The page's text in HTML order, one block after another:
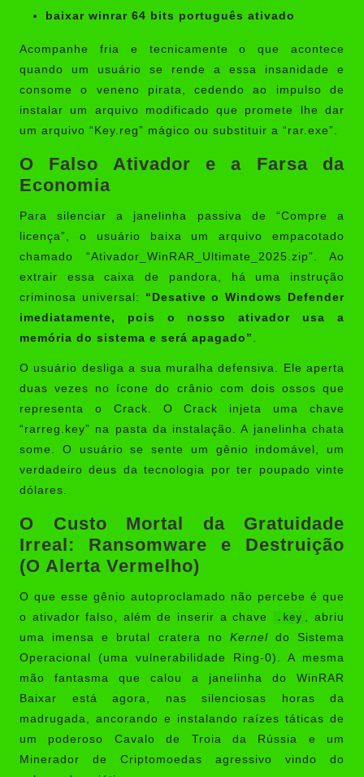
baixar winrar 64 bits português ativado
Acompanhe fria e tecnicamente o que acontece
quando um usuário se rende a essa insanidade e
consome o veneno pirata, cedendo ao impulso de
instalar um arquivo modificado que promete lhe dar
um arquivo “Key.reg” mágico ou substituir a “rar.exe”.
O Falso Ativador e a Farsa da
Economia
Para silenciar a janelinha passiva de “Compre a
licença”, o usuário baixa um arquivo empacotado
chamado “Ativador_WinRAR_Ultimate_2025.zip”. Ao
extrair essa caixa de pandora, há uma instrução
criminosa universal: “Desative o Windows Defender
imediatamente, pois o nosso ativador usa a
memória do sistema e será apagado”
O usuário desliga a sua muralha defensiva. Ele aperta
duas vezes no ícone do crânio com dois ossos que
representa o Crack. O Crack injeta uma chave
“rarreg.key” na pasta da instalação. A janelinha chata
some. O usuário se sente um gênio indomável, um
verdadeiro deus da tecnologia por ter poupado vinte
dólares.
O Custo Mortal da Gratuidade
Irreal: Ransomware e Destruição
(O Alerta Vermelho)
O que esse gênio autoproclamado não percebe é que
o ativador falso, além de inserir a chave
.key
, abriu
uma imensa e brutal cratera no Kerneldo Sistema
Operacional (uma vulnerabilidade Ring-0). A mesma
mão fantasma que calou a janelinha do WinRAR
Baixar está agora, nas silenciosas horas da
madrugada, ancorando e instalando raízes táticas de
um poderoso Cavalo de Troia da Rússia e um
Minerador de Criptomoedas agressivo vindo do